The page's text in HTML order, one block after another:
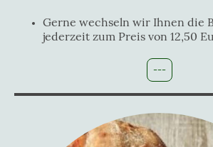
Gerne wechseln wir Ihnen die
jederzeit zum Preis von 12,50
---